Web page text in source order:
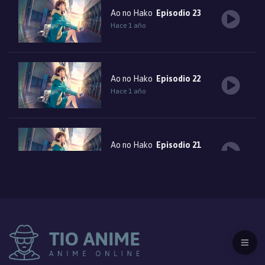
Ao no Hako Episodio 23
Hace 1 año
Ao no Hako Episodio 22
Hace 1 año
Ao no Hako Episodio 21